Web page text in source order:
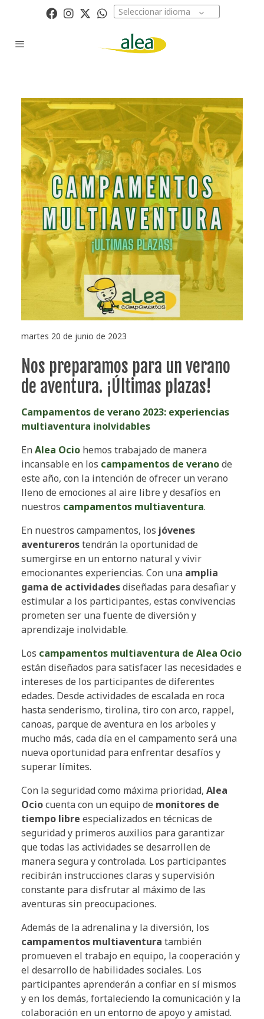
Seleccionar idioma
martes 20 de junio de 2023
Nos preparamos para un verano
de aventura. ¡Últimas plazas!
Campamentos de verano 2023: experiencias
multiaventura inolvidables
EnAlea Ocio hemos trabajado de manera
incansable en los campamentos de veranode
este año, con la intención de ofrecer un verano
lleno de emociones al aire libre y desafíos en
nuestros campamentos multiaventura.
En nuestros campamentos, los jóvenes
aventurerostendrán la oportunidad de
sumergirse en un entorno natural y vivir
emocionantes experiencias. Con una amplia
gama de actividadesdiseñadas para desafiar y
estimular a los participantes, estas convivencias
prometen ser una fuente de diversión y
aprendizaje inolvidable.
Los campamentos multiaventura de Alea Ocio
están diseñados para satisfacer las necesidades e
intereses de los participantes de diferentes
edades. Desde actividades de escalada en roca
hasta senderismo, tirolina, tiro con arco, rappel,
canoas, parque de aventura en los arboles y
mucho más, cada día en el campamento será una
nueva oportunidad para enfrentar desafíos y
superar límites.
Con la seguridad como máxima prioridad, Alea
Ociocuenta con un equipo de monitores de
tiempo libre especializados en técnicas de
seguridad y primeros auxilios para garantizar
que todas las actividades se desarrollen de
manera segura y controlada. Los participantes
recibirán instrucciones claras y supervisión
constante para disfrutar al máximo de las
aventuras sin preocupaciones.
Además de la adrenalina y la diversión, los
campamentos multiaventura también
promueven el trabajo en equipo, la cooperación y
el desarrollo de habilidades sociales. Los
participantes aprenderán a confiar en sí mismos
y en los demás, fortaleciendo la comunicación y la
colaboración en un entorno de apoyo y amistad.